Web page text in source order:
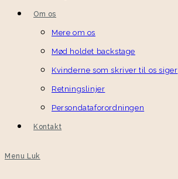
Om os
Mere om os
Mød holdet backstage
Kvinderne som skriver til os siger
Retningslinjer
Persondataforordningen
Kontakt
Menu Luk